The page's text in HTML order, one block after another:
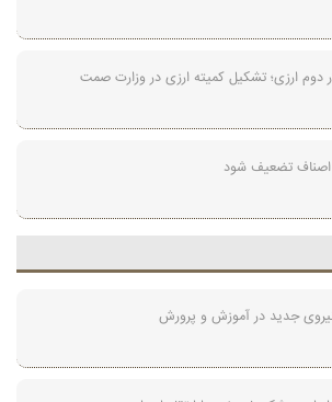
دوم ارزی؛ تشکیل کمیته ارزی در وزارت صمت
اصناف تضعیف شود